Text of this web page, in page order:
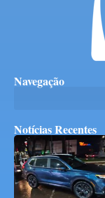
Navegação
Notícias Recentes